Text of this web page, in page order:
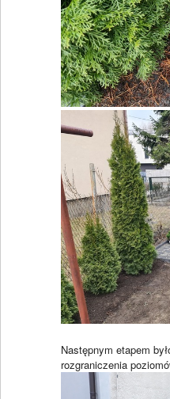
Następnym etapem
rozgraniczenia